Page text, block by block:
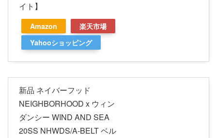
イト】
Amazon
楽天市場
Yahooショッピング
新品 ネイバーフッド
NEIGHBORHOOD x ウィン
ダンシー WIND AND SEA
20SS NHWDS/A-BELT ベル